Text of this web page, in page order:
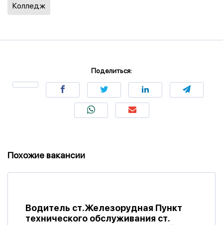
Колледж
Поделиться:
Похожие вакансии
Водитель ст.Железорудная Пункт
технического обслуживания ст.